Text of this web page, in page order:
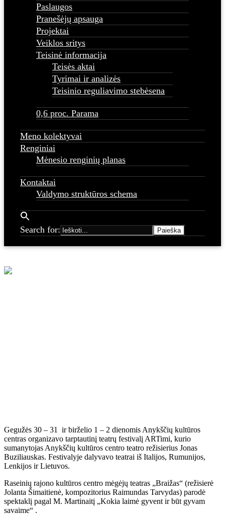
Paslaugos
Pranešėjų apsauga
Projektai
Veiklos sritys
Teisinė informacija
Teisės aktai
Tyrimai ir analizės
Teisinio reguliavimo stebėsena
0,6 proc. Parama
Meno kolektyvai
Renginiai
Mėnesio renginių planas
Kontaktai
Valdymo struktūros schema
Search for:
Gegužės 30 – 31 ir birželio 1 – 2 dienomis Anykščių kultūros
centras organizavo tarptautinį teatrų festivalį ARTimi, kurio
sumanytojas Anykščių kultūros centro teatro režisierius Jonas
Buziliauskas. Festivalyje dalyvavo teatrai iš Italijos, Rumunijos,
Lenkijos ir Lietuvos.
Raseinių rajono kultūros centro mėgėjų teatras „Braižas“ (režisierė
Jolanta Šimaitienė, kompozitorius Raimundas Tarvydas) parodė
spektaklį pagal M. Martinaitį „Kokia laimė gyvent ir būt gyvam
savaime“ .